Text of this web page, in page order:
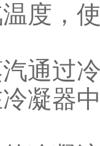
度，
通过
凝器